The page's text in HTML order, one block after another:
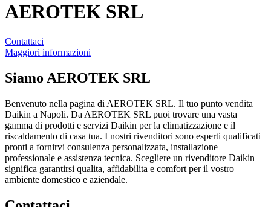
AEROTEK SRL
Contattaci
Maggiori informazioni
Siamo AEROTEK SRL
Benvenuto nella pagina di AEROTEK SRL. Il tuo punto vendita
Daikin a Napoli. Da AEROTEK SRL puoi trovare una vasta
gamma di prodotti e servizi Daikin per la climatizzazione e il
riscaldamento di casa tua. I nostri rivenditori sono esperti qualificati
pronti a fornirvi consulenza personalizzata, installazione
professionale e assistenza tecnica. Scegliere un rivenditore Daikin
significa garantirsi qualita, affidabilita e comfort per il vostro
ambiente domestico e aziendale.